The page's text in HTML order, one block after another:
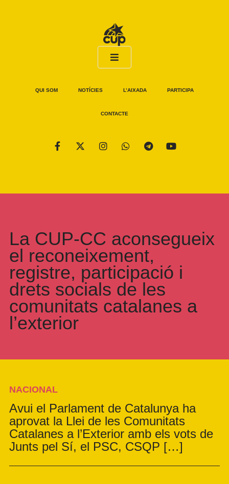
QUI SOM NOTÍCIES L’AIXADA PARTICIPA
CONTACTE
La CUP-CC aconsegueix
el reconeixement,
registre, participació i
drets socials de les
comunitats catalanes a
l’exterior
NACIONAL
Avui el Parlament de Catalunya ha
aprovat la Llei de les Comunitats
Catalanes a l’Exterior amb els vots de
Junts pel Sí, el PSC, CSQP […]